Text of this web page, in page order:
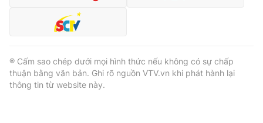
® Cấm sao chép dưới mọi hình thức nếu không có sự chấp
thuận bằng văn bản. Ghi rõ nguồn VTV.vn khi phát hành lại
thông tin từ website này.